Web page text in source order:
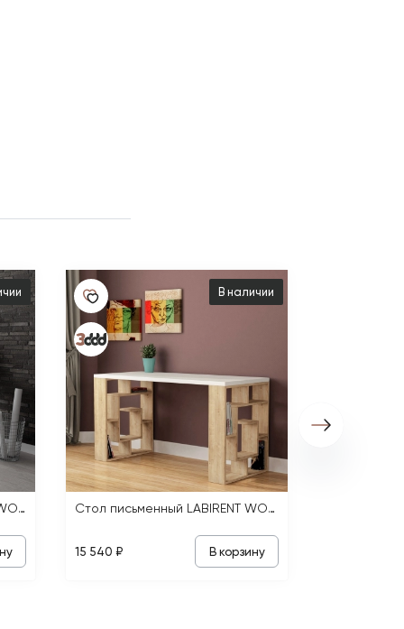
Стол письменный PAPILLON WORKING TABLE
В наличии
Стол письменный LABIRENT WORKING TABLE
15 540 ₽ В корзину